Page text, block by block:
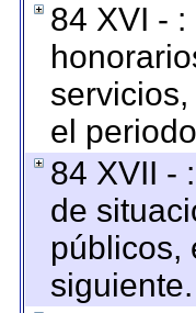
84 XVI -
el
84 XVII -
de
públicos,
siguiente.